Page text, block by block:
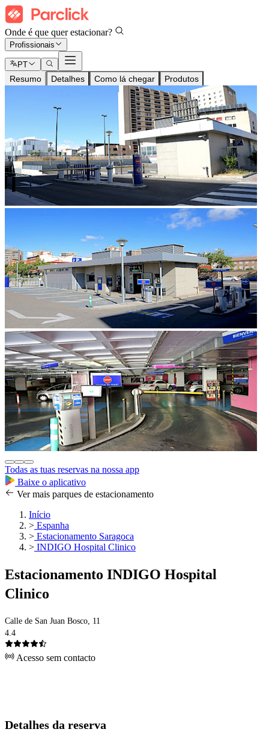
Onde é que quer estacionar?
Profissionais
PT
Resumo Detalhes Como lá chegar Produtos
Todas as tuas reservas na nossa app
Baixe o aplicativo
Ver mais parques de estacionamento
Início
> Espanha
> Estacionamento Saragoca
> INDIGO Hospital Clinico
Estacionamento INDIGO Hospital
Clinico
Calle de San Juan Bosco, 11
4.4
Acesso sem contacto
Detalhes da reserva